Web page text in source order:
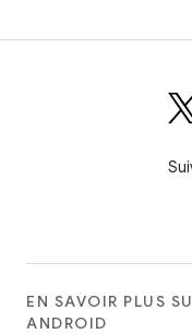
EN SAVOIR PLUS
ANDROID